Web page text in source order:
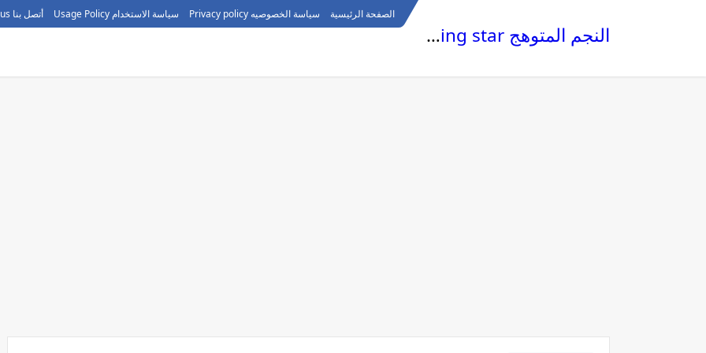
الصفحة الرئيسية سياسة الخصوصيه Privacy policy سياسة الاستخدام Usage Policy أتصل بنا call us
النجم المتوهج The glowing star